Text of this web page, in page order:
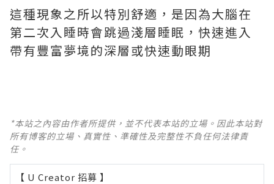
這種現象之所以特別舒適，是因為大腦在
第二次入睡時會跳過淺層睡眠，快速進入
帶有豐富夢境的深層或快速動眼期
*本站之內容由作者所提供，並不代表本站的立場。因此本站對
所有博客的立場、真實性、準確性及完整性不負任何法律責
任。
【 U Creator 招募 】